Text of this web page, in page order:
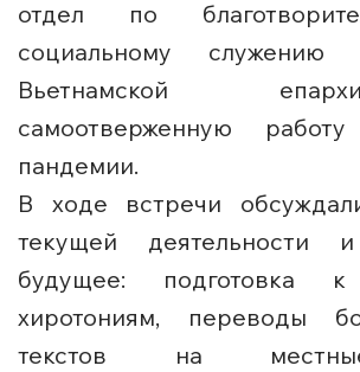
отдел по
социальному служению
Вьетнамской
самоотверженную
пандемии.
В ходе встречи
текущей деятельности
будущее: подготовка к
хиротониям, переводы
текстов на